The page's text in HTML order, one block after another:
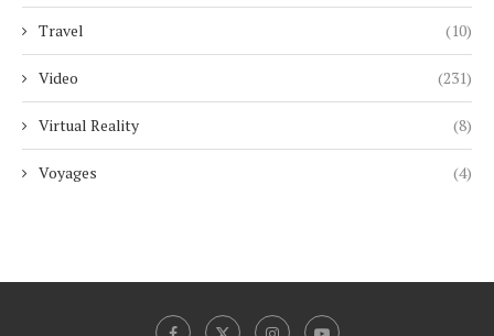
Travel (10)
Video (231)
Virtual Reality (8)
Voyages (4)